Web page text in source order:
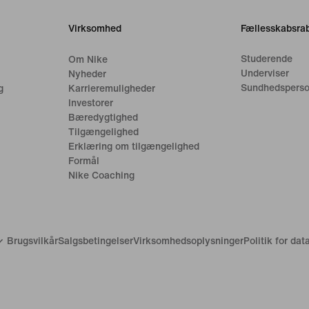
Virksomhed
Om Nike
Nyheder
Karrieremuligheder
Investorer
Bæredygtighed
Tilgængelighed
Erklæring om tilgængelighed
Formål
Nike Coaching
Studerende
Underviser
BrugsvilkårSalgsbetingelserVirksomhedsoplysningerPolitik for